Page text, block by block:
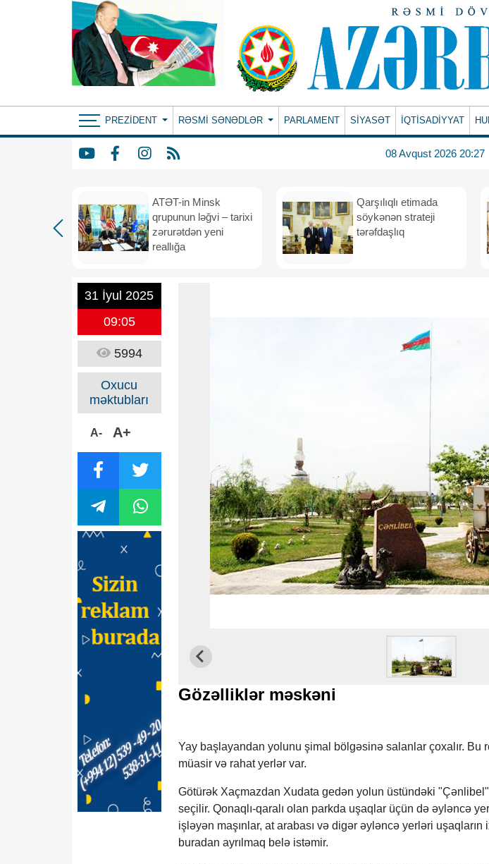
PREZIDENT RƏSMI SƏNƏDLƏR PARLAMENT SİYASƏT İQTİSADİYYAT
08 Avqust 2026 20:27
ATƏT-in Minsk
qrupunun ləğvi – tarixi
zərurətdən yeni
reallığa
Qarşılıqlı etimada
söykənən strateji
tərəfdaşlıq
31 İyul 2025
09:05
5994
Oxucu
məktubları
A- A+
Gözəlliklər məskəni
Yay başlayandan yolunu şimal bölgəsinə salanlar çoxalır. Bu
müasir və rahat yerlər var.
Götürək Xaçmazdan Xudata gedən yolun üstündəki
seçilir. Qonaqlı-qaralı olan parkda uşaqlar üçün də əyləncə
işləyən maşınlar, at arabası və digər əyləncə yerləri uşaqların
buradan ayrılmaq belə istəmir.